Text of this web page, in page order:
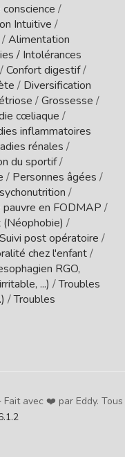
/
Intuitive /
/Alimentation
/ Intolérances
/Confort digestif/
/ Diversification
/Grossesse /
cœliaque /
inflammatoires
rénales /
du sportif/
/ Personnes âgées /
/
pauvre en FODMAP /
/
Suivi post opératoire /
chez l'enfant/
RGO,
...) /Troubles
/Troubles
Fait avec ❤️ par Eddy. Tous